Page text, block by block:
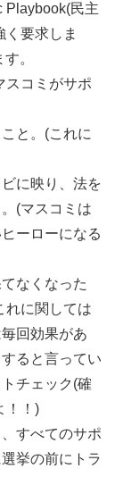
Playbook(民主
要求しま
。
スコミがサポ
と。(これに
に映り、法を
(マスコミは
ーローになる
なくなった
れに関しては
回効果があ
ると言ってい
チェック(確
！！)
すべてのサポ
挙の前にトラ